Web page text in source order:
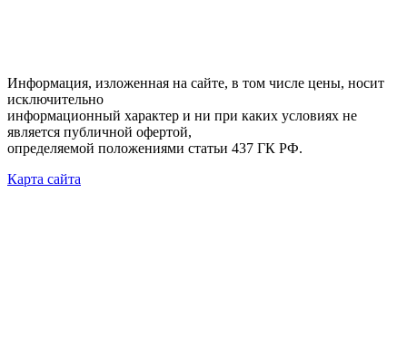
Информация, изложенная на сайте, в том числе цены, носит
исключительно
информационный характер и ни при каких условиях не
является публичной офертой,
определяемой положениями статьи 437 ГК РФ.
Карта сайта